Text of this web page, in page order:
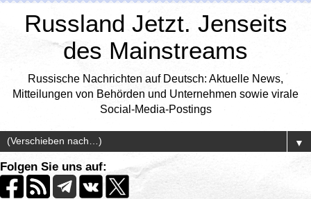
Russland Jetzt. Jenseits
des Mainstreams
Russische Nachrichten auf Deutsch: Aktuelle News,
Mitteilungen von Behörden und Unternehmen sowie virale
Social-Media-Postings
▼
Folgen Sie uns auf: